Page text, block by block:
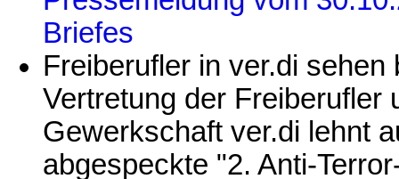
Briefes
Freiberufler in ver.di
Vertretung der Freiberufler
Gewerkschaft ver.di lehnt
abgespeckte "2. Anti-